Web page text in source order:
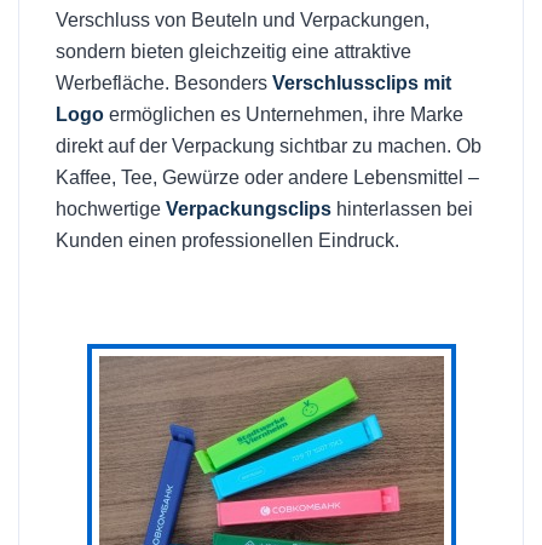
Verschluss von Beuteln und Verpackungen,
sondern bieten gleichzeitig eine attraktive
Werbefläche. Besonders Verschlussclips mit
Logo ermöglichen es Unternehmen, ihre Marke
direkt auf der Verpackung sichtbar zu machen. Ob
Kaffee, Tee, Gewürze oder andere Lebensmittel –
hochwertige Verpackungsclips hinterlassen bei
Kunden einen professionellen Eindruck.